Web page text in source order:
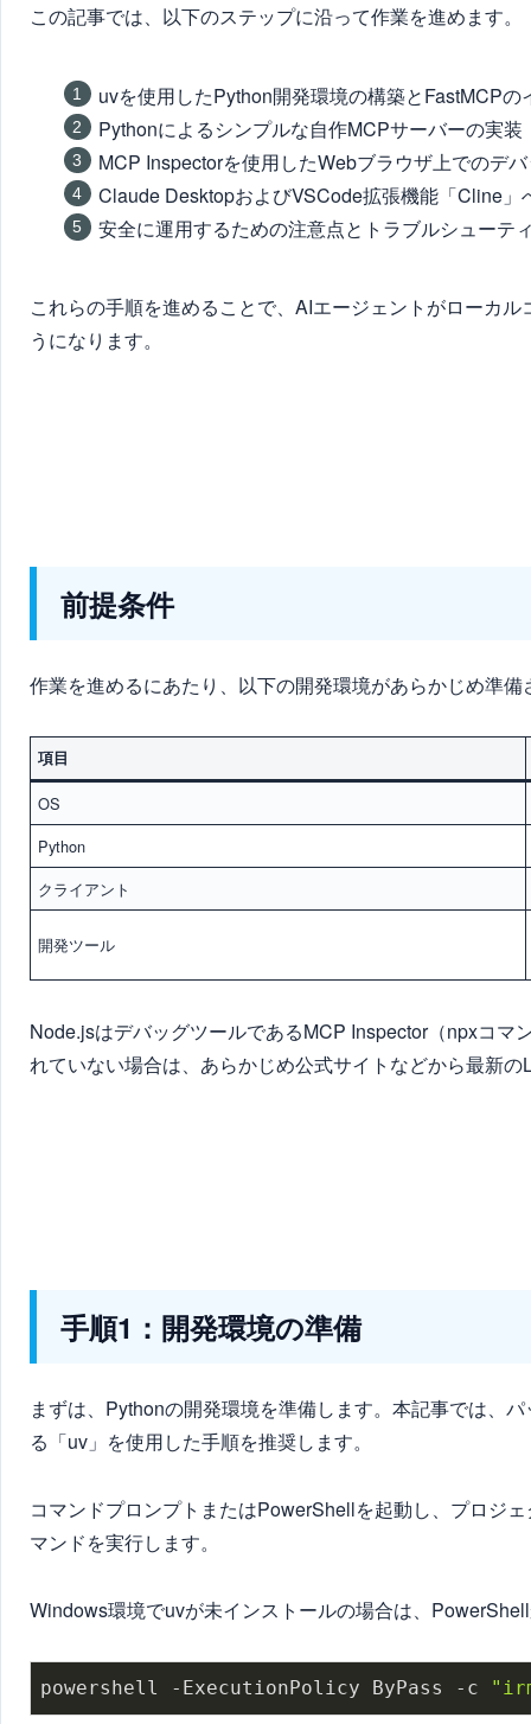
この記事では、以下のステップに沿って作業を進めます。
uvを使用したPython開発環境の構築とFastMCPの
Pythonによるシンプルな自作MCPサーバーの実装
MCP Inspectorを使用したWebブラウザ上でのデ
Claude DesktopおよびVSCode拡張機能「Cline
安全に運用するための注意点とトラブルシューテ
これらの手順を進めることで、AIエージェントがローカ
うになります。
前提条件
作業を進めるにあたり、以下の開発環境があらかじめ準
項目
OS
Python
クライアント
開発ツール
Node.jsはデバッグツールであるMCP Inspector（npxコ
れていない場合は、あらかじめ公式サイトなどから最新
手順1：開発環境の準備
まずは、Pythonの開発環境を準備します。本記事では、
る「uv」を使用した手順を推奨します。
コマンドプロンプトまたはPowerShellを起動し、プロジ
マンドを実行します。
Windows環境でuvが未インストールの場合は、
powershell -ExecutionPolicy ByPass -c